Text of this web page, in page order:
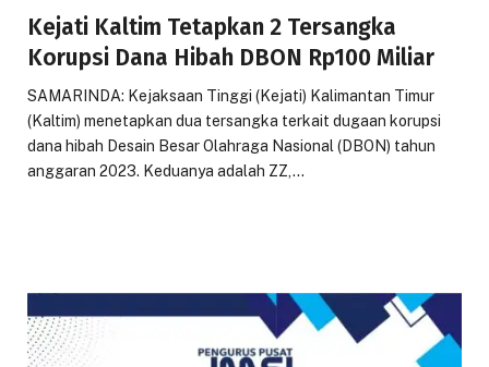
Kejati Kaltim Tetapkan 2 Tersangka
Korupsi Dana Hibah DBON Rp100 Miliar
SAMARINDA: Kejaksaan Tinggi (Kejati) Kalimantan Timur
(Kaltim) menetapkan dua tersangka terkait dugaan korupsi
dana hibah Desain Besar Olahraga Nasional (DBON) tahun
anggaran 2023. Keduanya adalah ZZ,…